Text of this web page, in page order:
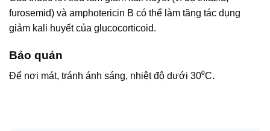
furosemid) và amphotericin B có thể làm tăng tác dụng
giảm kali huyết của glucocorticoid.
Bảo quản
Để nơi mát, tránh ánh sáng, nhiệt độ dưới 30⁰C.